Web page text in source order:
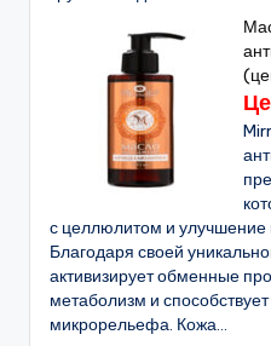
с целлюлитом и улучшение
Благодаря своей
активизирует обменные
метаболизм и
микрорельефа. Кожа...